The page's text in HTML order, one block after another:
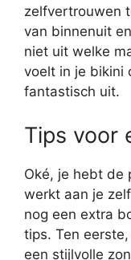
zelfvertrouwen
van binnenuit
niet uit welke
voelt in je bikini
fantastisch uit.
Tips voor
Oké, je hebt de
werkt aan je
nog een extra
tips. Ten eerste,
een stijlvolle